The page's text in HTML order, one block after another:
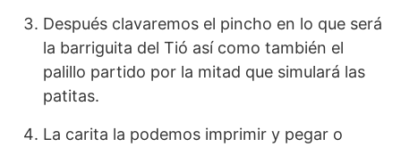
Después clavaremos el pincho en lo que será
la barriguita del Tió así como también el
palillo partido por la mitad que simulará las
patitas.
La carita la podemos imprimir y pegar o